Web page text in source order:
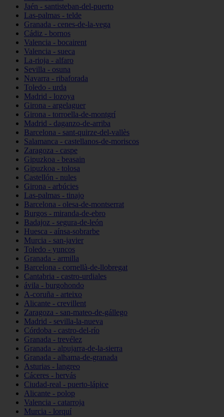
Jaén - santisteban-del-puerto
Las-palmas - telde
Granada - cenes-de-la-vega
Cádiz - bornos
Valencia - bocairent
Valencia - sueca
La-rioja - alfaro
Sevilla - osuna
Navarra - ribaforada
Toledo - urda
Madrid - lozoya
Girona - argelaguer
Girona - torroella-de-montgrí
Madrid - daganzo-de-arriba
Barcelona - sant-quirze-del-vallès
Salamanca - castellanos-de-moriscos
Zaragoza - caspe
Gipuzkoa - beasain
Gipuzkoa - tolosa
Castellón - nules
Girona - arbúcies
Las-palmas - tinajo
Barcelona - olesa-de-montserrat
Burgos - miranda-de-ebro
Badajoz - segura-de-león
Huesca - aínsa-sobrarbe
Murcia - san-javier
Toledo - yuncos
Granada - armilla
Barcelona - cornellà-de-llobregat
Cantabria - castro-urdiales
ávila - burgohondo
A-coruña - arteixo
Alicante - crevillent
Zaragoza - san-mateo-de-gállego
Madrid - sevilla-la-nueva
Córdoba - castro-del-río
Granada - trevélez
Granada - alpujarra-de-la-sierra
Granada - alhama-de-granada
Asturias - langreo
Cáceres - hervás
Ciudad-real - puerto-lápice
Alicante - polop
Valencia - catarroja
Murcia - lorquí